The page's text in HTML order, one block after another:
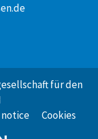
für den
notice Cookies